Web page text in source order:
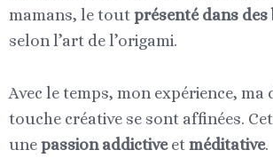
mamans, le toutprésenté dans
selon l’art de l’origami.
Avec le temps, mon expérience, ma
touche créative se sont affinées.
unepassion addictiveet méditative.